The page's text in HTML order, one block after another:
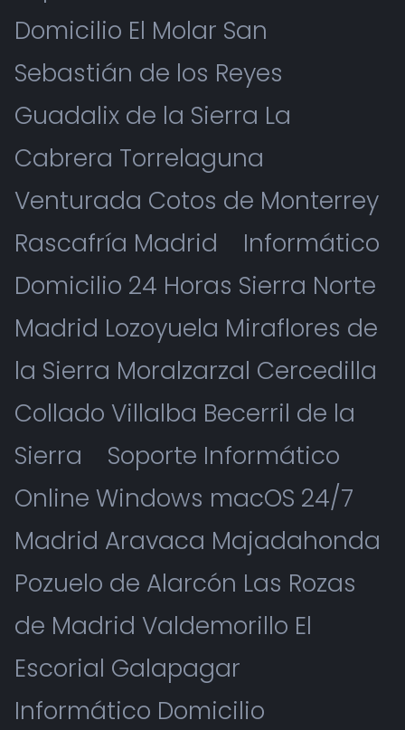
Domicilio El Molar San
Sebastián de los Reyes
Guadalix de la Sierra La
Cabrera Torrelaguna
Venturada Cotos de Monterrey
Rascafría Madrid
Informático
Domicilio 24 Horas Sierra Norte
Madrid Lozoyuela Miraflores de
la Sierra Moralzarzal Cercedilla
Collado Villalba Becerril de la
Sierra
Soporte Informático
Online Windows macOS 24/7
Madrid Aravaca Majadahonda
Pozuelo de Alarcón Las Rozas
de Madrid Valdemorillo El
Escorial Galapagar
Informático Domicilio